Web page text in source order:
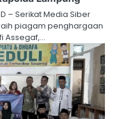
– Serikat Media Siber
piagam penghargaan
Assegaf,…